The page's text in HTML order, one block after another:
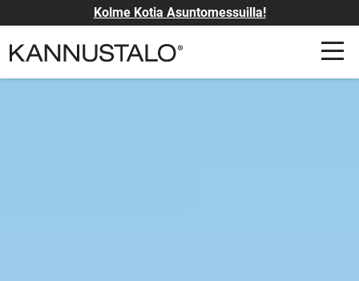
Kolme Kotia Asuntomessuilla!